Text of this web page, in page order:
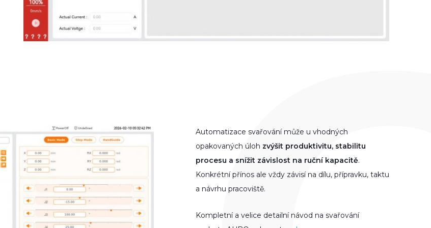
Automatizace svařování může u vhodných
opakovaných úloh zvýšit produktivitu, stabilitu
procesu a snížit závislost na ruční kapacitě.
Konkrétní přínos ale vždy závisí na dílu, přípravku, taktu
a návrhu pracoviště.
Kompletní a velice detailní návod na svařování